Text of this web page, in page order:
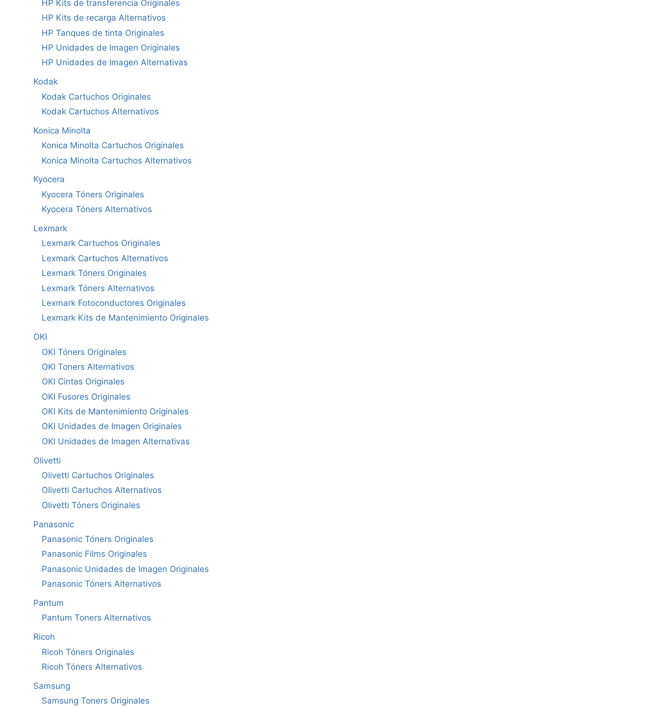
HP Kits de transferencia Originales
HP Kits de recarga Alternativos
HP Tanques de tinta Originales
HP Unidades de Imagen Originales
HP Unidades de Imagen Alternativas
Kodak
Kodak Cartuchos Originales
Kodak Cartuchos Alternativos
Konica Minolta
Konica Minolta Cartuchos Originales
Konica Minolta Cartuchos Alternativos
Kyocera
Kyocera Tóners Originales
Kyocera Tóners Alternativos
Lexmark
Lexmark Cartuchos Originales
Lexmark Cartuchos Alternativos
Lexmark Tóners Originales
Lexmark Tóners Alternativos
Lexmark Fotoconductores Originales
Lexmark Kits de Mantenimiento Originales
OKI
OKI Tóners Originales
OKI Toners Alternativos
OKI Cintas Originales
OKI Fusores Originales
OKI Kits de Mantenimiento Originales
OKI Unidades de Imagen Originales
OKI Unidades de Imagen Alternativas
Olivetti
Olivetti Cartuchos Originales
Olivetti Cartuchos Alternativos
Olivetti Tóners Originales
Panasonic
Panasonic Tóners Originales
Panasonic Films Originales
Panasonic Unidades de Imagen Originales
Panasonic Tóners Alternativos
Pantum
Pantum Toners Alternativos
Ricoh
Ricoh Tóners Originales
Ricoh Tóners Alternativos
Samsung
Samsung Toners Originales